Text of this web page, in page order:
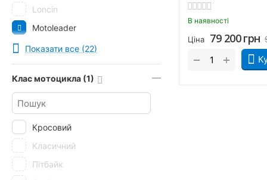
В наявності
Ціна 79 200грн
+
−
Loncin
Motoleader
Musstang
Qingqi
RIDER
Senke
Показати все (22)
Клас мотоцикла (1)
Кросовий
Класичний
Пітбайк